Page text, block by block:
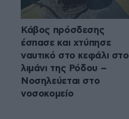
Κάβος πρόσδεσης
έσπασε και χτύπησε
ναυτικό στο κεφάλι στο
λιμάνι της Ρόδου –
Νοσηλεύεται στο
νοσοκομείο